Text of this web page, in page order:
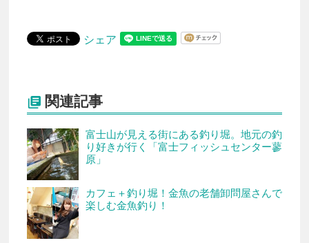
シェア
 関連記事
富士山が見える街にある釣り堀。地元の釣
り好きが行く「富士フィッシュセンター蓼
原」
カフェ＋釣り堀！金魚の老舗卸問屋さんで
楽しむ金魚釣り！